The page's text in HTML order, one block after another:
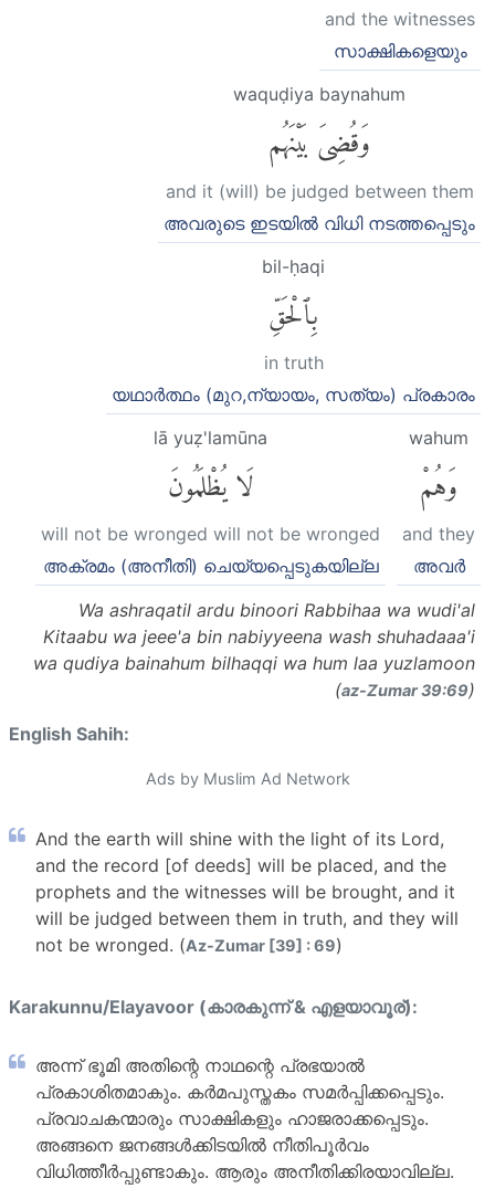
and the witnesses
സാക്ഷികളെയും
waquḍiya baynahum
وَقُضِىَ بَيْنَهُم
and it (will) be judged between them
അവരുടെ ഇടയിൽ വിധി നടത്തപ്പെടും
bil-ḥaqi
بِٱلْحَقِّ
in truth
യഥാർത്ഥം (മുറ,ന്യായം, സത്യം) പ്രകാരം
wahum
وَهُمْ
and they
അവർ
lā yuẓ'lamūna
لَا يُظْلَمُونَ
will not be wronged will not be wronged
അക്രമം (അനീതി) ചെയ്യപ്പെടുകയില്ല
Wa ashraqatil ardu binoori Rabbihaa wa wudi'al
Kitaabu wa jeee'a bin nabiyyeena wash shuhadaaa'i
wa qudiya bainahum bilhaqqi wa hum laa yuzlamoon
(az-Zumar 39:69)
English Sahih:
Ads by Muslim Ad Network
And the earth will shine with the light of its Lord,
and the record [of deeds] will be placed, and the
prophets and the witnesses will be brought, and it
will be judged between them in truth, and they will
not be wronged. (Az-Zumar [39] : 69)
Karakunnu/Elayavoor (കാരകുന്ന് & എളയാവൂര്):
അന്ന് ഭൂമി അതിന്റെ നാഥന്റെ പ്രഭയാല്‍
പ്രകാശിതമാകും. കര്‍മപുസ്തകം സമര്‍പ്പിക്കപ്പെടും.
പ്രവാചകന്മാരും സാക്ഷികളും ഹാജരാക്കപ്പെടും.
അങ്ങനെ ജനങ്ങള്‍ക്കിടയില്‍ നീതിപൂര്‍വം
വിധിത്തീര്‍പ്പുണ്ടാകും. ആരും അനീതിക്കിരയാവില്ല.